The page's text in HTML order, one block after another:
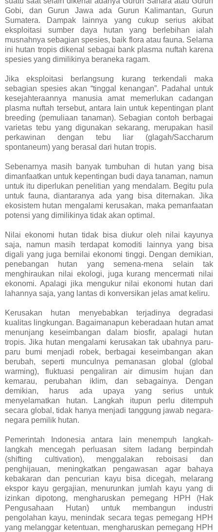
Gobi, dan Gurun Jawa ada Gurun Kalimantan, Gurun
Sumatera.
Dampak lainnya yang cukup serius akibat
eksploitasi sumber daya hutan yang berlebihan ialah
musnahnya sebagian spesies, baik flora atau fauna. Selama
ini hutan tropis dikenal sebagai bank plasma nuftah karena
spesies yang dimilikinya beraneka ragam.
Jika eksploitasi berlangsung kurang terkendali maka
sebagian spesies akan “tinggal kenangan”. Padahal untuk
kesejahteraannya manusia amat memerlukan cadangan
plasma nuftah tersebut, antara lain untuk kepentingan plant
breeding (pemuliaan tanaman). Sebagian contoh berbagai
varietas tebu yang digunakan sekarang, merupakan hasil
perkawinan dengan tebu liar (glagah/Saccharum
spontaneum) yang berasal dari hutan tropis.
Sebenarnya masih banyak tumbuhan di hutan yang bisa
dimanfaatkan untuk kepentingan budi daya tanaman, namun
untuk itu diperlukan penelitian yang mendalam. Begitu pula
untuk fauna, diantaranya ada yang bisa diternakan. Jika
ekosistem hutan mengalami kerusakan, maka pemanfaatan
potensi yang dimilikinya tidak akan optimal.
Nilai ekonomi hutan tidak bisa diukur oleh nilai kayunya
saja, namun masih terdapat komoditi lainnya yang bisa
digali yang juga bernilai ekonomi tinggi. Dengan demikian,
penebangan hutan yang semena-mena selain tak
menghiraukan nilai ekologi, juga kurang mencermati nilai
ekonomi. Apalagi jika mengukur nilai ekonomi hutan dari
lahannya saja, yang lantas di konversikan jelas amat keliru.
Kerusakan hutan menyebabkan terjadinya degradasi
kualitas lingkungan. Bagaimanapun keberadaan hutan amat
menunjang keseimbangan dalam biosfir, apalagi hutan
tropis. Jika hutan mengalami kerusakan tak ubahnya paru-
paru bumi menjadi robek, berbagai keseimbangan akan
berubah, seperti munculnya pemanasan global (global
warming), fluktuasi pengaliran air dimusim hujan dan
kemarau, perubahan iklim, dan sebagainya. Dengan
demikian, harus ada upaya yang serius untuk
menyelamatkan hutan. Langkah itupun perlu ditempuh
secara global, tidak hanya menjadi tanggung jawab negara-
negara pemilik hutan.
Pemerintah Indonesia antara lain menempuh langkah-
langkah mencegah perluasan sitem ladang berpindah
(shifting cultivation), menggalakan reboisasi dan
penghijauan, meningkatkan pengawasan agar bahaya
kebakaran dan pencurian kayu bisa dicegah, melarang
ekspor kayu gergajian, menurunkan jumlah kayu yang di
izinkan dipotong, mengharuskan pemegang HPH (Hak
Pengusahaan Hutan) untuk membangun industri
pengolahan kayu, menindak secara tegas pemegang HPH
yang melanggar ketentuan, mengharuskan pemegang HPH